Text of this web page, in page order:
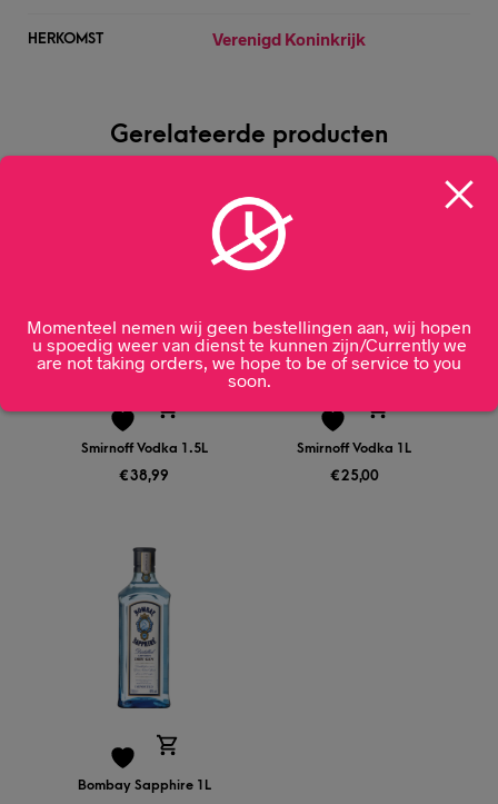
HERKOMST Verenigd Koninkrijk
Gerelateerde producten
Smirnoff Vodka 1.5L
€38,99
Smirnoff Vodka 1L
€25,00
Bombay Sapphire 1L
Momenteel nemen wij geen bestellingen aan, wij hopen
u spoedig weer van dienst te kunnen zijn/Currently we
are not taking orders, we hope to be of service to you
soon.